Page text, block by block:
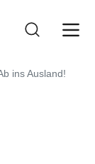
ins Ausland!